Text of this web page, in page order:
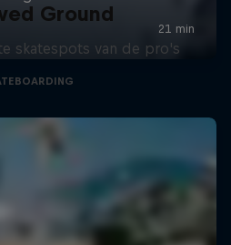
Ground
skatespots van de pro's